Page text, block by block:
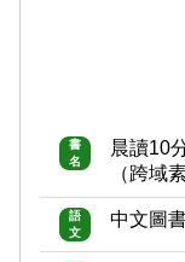
書
名
晨讀10
（跨域
語
文
中文圖